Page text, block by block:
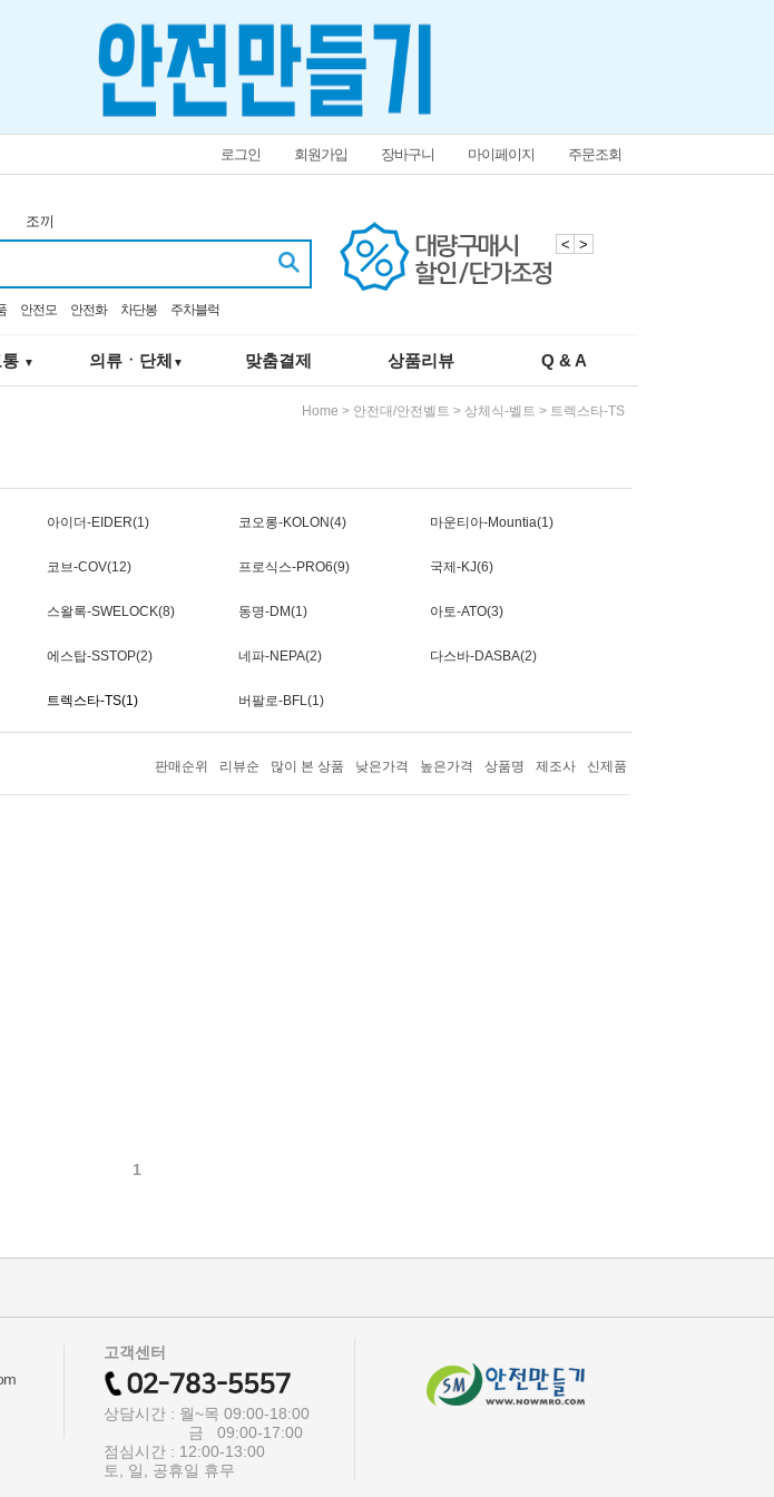
로그인 회원가입 장바구니 마이페이지 주문조회
조끼
오토스
선풍기
K2-106
안전모 안전화 차단봉 주차블럭
< >
▼ 의류ㆍ단체 ▼ 맞춤결제 상품리뷰 Q & A
Home > 안전대/안전벨트 > 상체식-벨트 > 트렉스타-TS
아이더-EIDER(1) 코오롱-KOLON(4) 마운티아-Mountia(1)
코브-COV(12) 프로식스-PRO6(9) 국제-KJ(6)
스왈록-SWELOCK(8) 동명-DM(1) 아토-ATO(3)
에스탑-SSTOP(2) 네파-NEPA(2) 다스바-DASBA(2)
트렉스타-TS(1) 버팔로-BFL(1)
판매순위 리뷰순 많이 본 상품 낮은가격 높은가격 상품명 제조사 신제품
1
고객센터
상담시간 : 월~목 09:00-18:00
금 09:00-17:00
점심시간 : 12:00-13:00
토, 일, 공휴일 휴무